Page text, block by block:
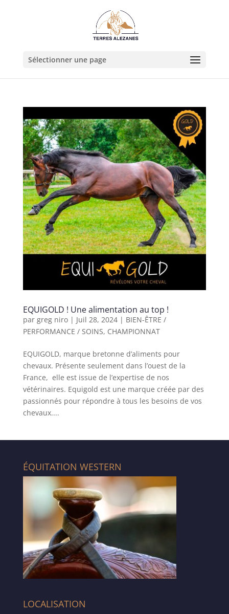
Sélectionner une page
EQUIGOLD ! Une alimentation au top !
par greg niro| Juil 28, 2024| BIEN-ÊTRE /
PERFORMANCE / SOINS, CHAMPIONNAT
EQUIGOLD, marque bretonne d’aliments pour
chevaux. Présente seulement dans l’ouest de la
France, elle est issue de l’expertise de nos
vétérinaires. Equigold est une marque créée par des
passionnés pour répondre à tous les besoins de vos
chevaux....
ÉQUITATION WESTERN
LOCALISATION